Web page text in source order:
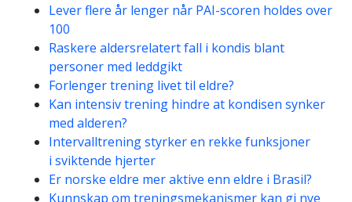
Lever flere år lenger når PAI-scoren holdes over
100
Raskere aldersrelatert fall i kondis blant
personer med leddgikt
Forlenger trening livet til eldre?
Kan intensiv trening hindre at kondisen synker
med alderen?
Intervalltrening styrker en rekke funksjoner
i sviktende hjerter
Er norske eldre mer aktive enn eldre i Brasil?
Kunnskap om treningsmekanismer kan gi nye